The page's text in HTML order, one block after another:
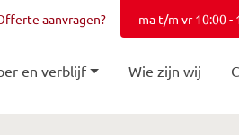
aanvragen? ma t/m vr 10:00 -
en verblijf Wie zijn wij